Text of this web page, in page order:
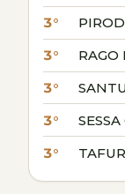
3°
3° RAGO
3°
3°
3°